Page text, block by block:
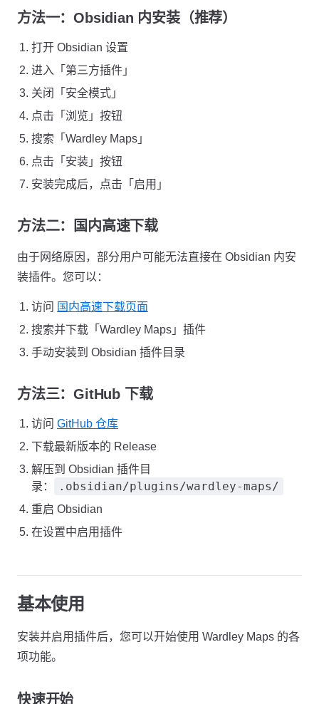
方法一：Obsidian 内安装（推荐）
打开 Obsidian 设置
进入「第三方插件」
关闭「安全模式」
点击「浏览」按钮
搜索「Wardley Maps」
点击「安装」按钮
安装完成后，点击「启用」
方法二：国内高速下载
由于网络原因，部分用户可能无法直接在 Obsidian 内安
装插件。您可以：
访问 国内高速下载页面
搜索并下载「Wardley Maps」插件
手动安装到 Obsidian 插件目录
方法三：GitHub 下载
访问 GitHub 仓库
下载最新版本的 Release
解压到 Obsidian 插件目
录：
.obsidian/plugins/wardley-maps/
重启 Obsidian
在设置中启用插件
基本使用
安装并启用插件后，您可以开始使用 Wardley Maps 的各
项功能。
快速开始